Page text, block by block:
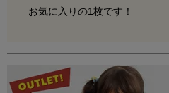
お気に入りの1枚です！